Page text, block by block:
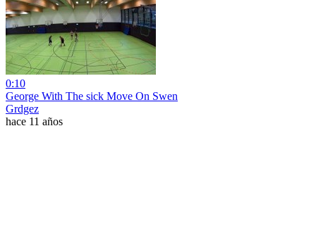
0:10
George With The sick Move On Swen
Grdgez
hace 11 años